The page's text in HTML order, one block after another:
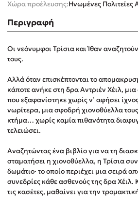
Δημοφιλείς Συγγραφείς
Παύλος Καστανάς
Στέφανος Ξενάκης
Sebastian Fitzek
Freida McFadden
Κατρίνα Τσάνταλη
Lucinda Riley
Mimi Matthews
Benzamin Bécue
Rebecca Yarros
Teo Benedetti
Χώρα προέλευσης:Ηνωμένες Πολιτείες
Περιγραφή
Οι νεόνυμφοι Τρίσια και Ίθαν
τους.
Αλλά όταν επισκέπτονται το
κάποτε ανήκε στη δρα Αντριέν Χέιλ,
που εξαφανίστηκε χωρίς ν’ αφήσει
νωρίτερα, μια σφοδρή χιονοθύελλα
κτήμα… χωρίς καμία πιθα­νό­τητα
τελειώσει.
Αναζητώντας ένα βιβλίο για να τη
σταματήσει η χιονοθύελλα, η Τρίσια
δωμάτιο· το οποίο περιέχει μια σειρά
συνεδρίες κάθε ασθενούς της δρα Χέιλ.
τις κασέτες, μαθαίνει για την